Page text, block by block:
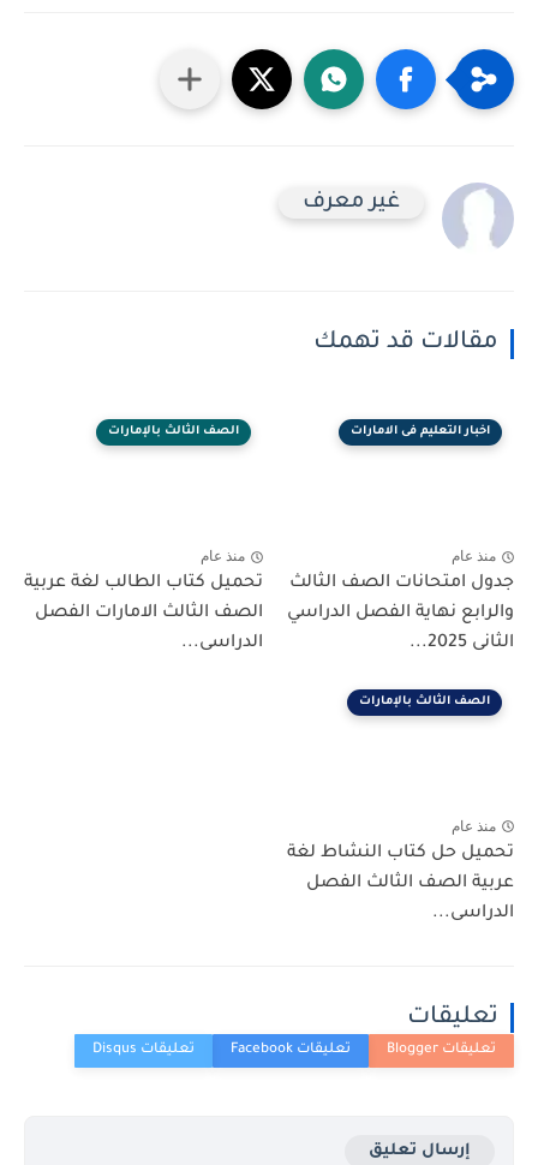
غير معرف
مقالات قد تهمك
اخبار التعليم فى الامارات
منذ عام
جدول امتحانات الصف الثالث
والرابع نهاية الفصل الدراسي
الثانى 2025...
الصف الثالث بالإمارات
منذ عام
تحميل كتاب الطالب لغة عربية
الصف الثالث الامارات الفصل
الدراسى...
الصف الثالث بالإمارات
منذ عام
تحميل حل كتاب النشاط لغة
عربية الصف الثالث الفصل
الدراسى...
تعليقات
إرسال تعليق